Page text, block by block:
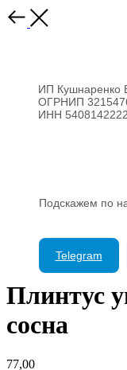
Плинтус
сосна
77,00
ИП Кушнаренко
ОГРНИП
ИНН
Подскажем по
Telegram